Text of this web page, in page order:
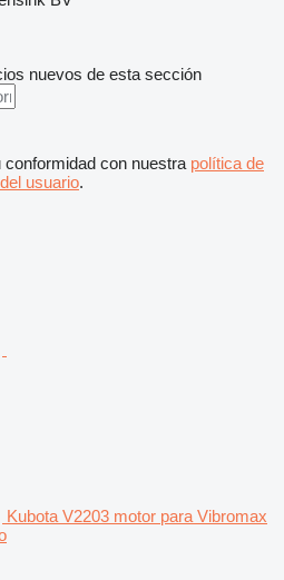
nuevos de esta sección
con nuestra política de
usuario.
Kubota V2203 motor para Vibromax